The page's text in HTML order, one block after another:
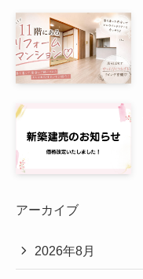
アーカイブ
2026年8月